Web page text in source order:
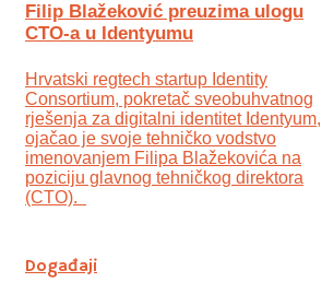
Filip Blažeković preuzima ulogu
CTO-a u Identyumu
Hrvatski regtech startup Identity
Consortium, pokretač sveobuhvatnog
rješenja za digitalni identitet Identyum,
ojаčao je svoje tehničko vodstvo
imenovanjem Filipa Blažekovića na
poziciju glavnog tehničkog direktora
(CTO).
Događaji